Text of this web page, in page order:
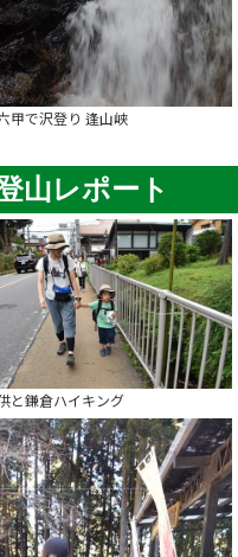
甲で沢登り 逢山峡
山レポート
と鎌倉ハイキング